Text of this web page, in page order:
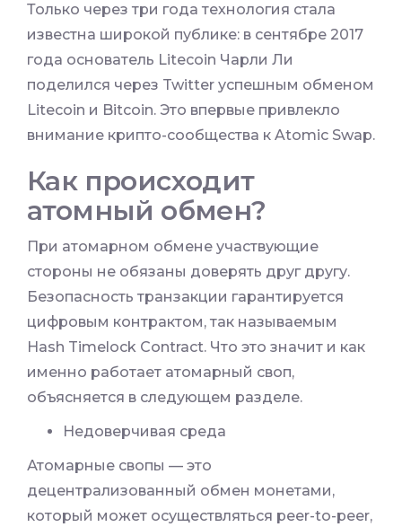
Только через три года технология стала
известна широкой публике: в сентябре 2017
года основатель Litecoin Чарли Ли
поделился через Twitter успешным обменом
Litecoin и Bitcoin. Это впервые привлекло
внимание крипто-сообщества к Atomic Swap.
Как происходит
атомный обмен?
При атомарном обмене участвующие
стороны не обязаны доверять друг другу.
Безопасность транзакции гарантируется
цифровым контрактом, так называемым
Hash Timelock Contract. Что это значит и как
именно работает атомарный своп,
объясняется в следующем разделе.
Недоверчивая среда
Атомарные свопы — это
децентрализованный обмен монетами,
который может осуществляться peer-to-peer,